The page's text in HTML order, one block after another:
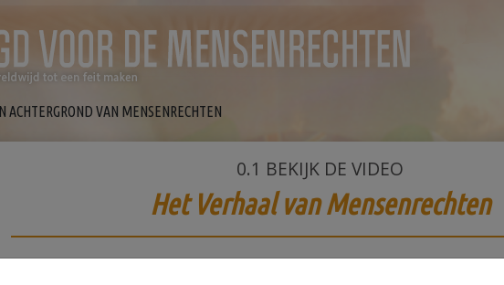
ACHTERGROND VAN MENSENRECHTEN
0.1 BEKIJK DE VIDEO
Het Verhaal van Mensenrechten